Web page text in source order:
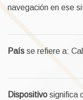
navegación en ese
País se refiere a:
Dispositivo significa